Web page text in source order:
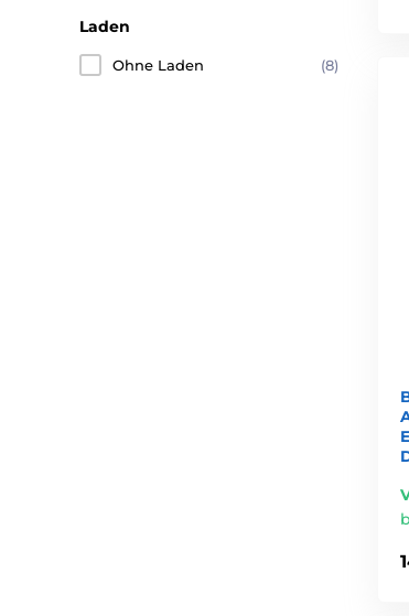
Laden
Ohne Laden (8)